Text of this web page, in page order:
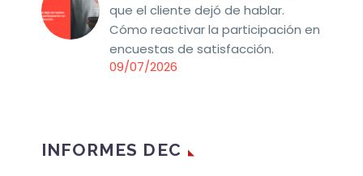
que el cliente dejó de hablar.
Cómo reactivar la participación en
encuestas de satisfacción.
09/07/2026
INFORMES DEC